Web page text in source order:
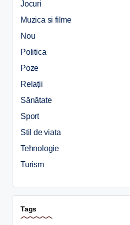
Jocuri
Muzica si filme
Nou
Politica
Poze
Relații
Sănătate
Sport
Stil de viata
Tehnologie
Turism
Tags